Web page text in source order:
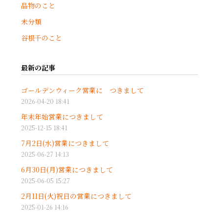
品物のこと
未分類
谷根千のこと
最新の記事
ゴールデンウィーク営業に つきまして
2026-04-20 18:41
年末年始営業につきまして
2025-12-15 18:41
7月2日(水)営業につきまして
2025-06-27 14:13
6月30日(月)営業につきまして
2025-06-05 15:27
2月11日(火)祝日の営業につきまして
2025-01-26 14:16